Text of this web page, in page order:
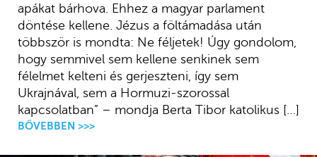
apákat bárhova. Ehhez a magyar parlament
döntése kellene. Jézus a föltámadása után
többször is mondta: Ne féljetek! Úgy gondolom,
hogy semmivel sem kellene senkinek sem
félelmet kelteni és gerjeszteni, így sem
Ukrajnával, sem a Hormuzi-szorossal
kapcsolatban” – mondja Berta Tibor katolikus […]
BŐVEBBEN >>>